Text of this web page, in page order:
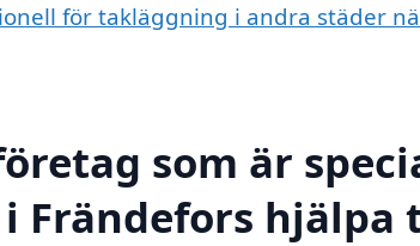
för takläggning i andra städer
som är
Frändefors hjälpa